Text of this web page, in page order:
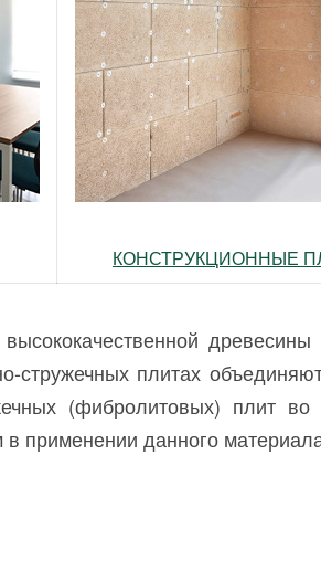
КОНСТРУКЦИОННЫЕ
древесины
плитах
(фибролитовых) плит
применении данного